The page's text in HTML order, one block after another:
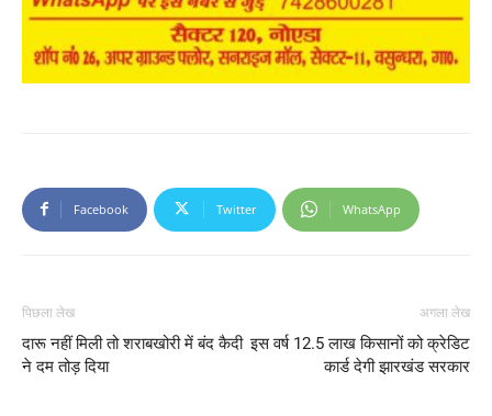
Facebook Twitter WhatsApp
पिछला लेख
दारू नहीं मिली तो शराबखोरी में बंद कैदी
ने दम तोड़ दिया
अगला लेख
इस वर्ष 12.5 लाख किसानों को क्रेडिट
कार्ड देगी झारखंड सरकार